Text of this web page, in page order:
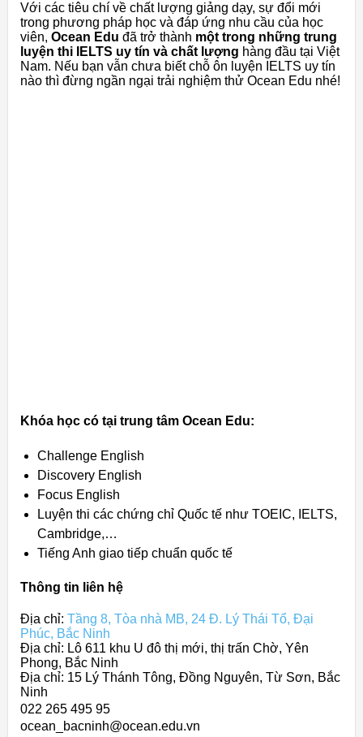
Với các tiêu chí về chất lượng giảng dạy, sự đổi mới
trong phương pháp học và đáp ứng nhu cầu của học
viên, Ocean Edu đã trở thành một trong những trung
luyện thi IELTS uy tín và chất lượng hàng đầu tại Việt
Nam. Nếu bạn vẫn chưa biết chỗ ôn luyện IELTS uy tín
nào thì đừng ngần ngại trải nghiệm thử Ocean Edu nhé!
Khóa học có tại trung tâm Ocean Edu:
Challenge English
Discovery English
Focus English
Luyện thi các chứng chỉ Quốc tế như TOEIC, IELTS,
Cambridge,…
Tiếng Anh giao tiếp chuẩn quốc tế
Thông tin liên hệ
Địa chỉ: Tầng 8, Tòa nhà MB, 24 Đ. Lý Thái Tổ, Đại
Phúc, Bắc Ninh
Địa chỉ: Lô 611 khu U đô thị mới, thị trấn Chờ, Yên
Phong, Bắc Ninh
Địa chỉ: 15 Lý Thánh Tông, Đồng Nguyên, Từ Sơn, Bắc
Ninh
022 265 495 95
ocean_bacninh@ocean.edu.vn